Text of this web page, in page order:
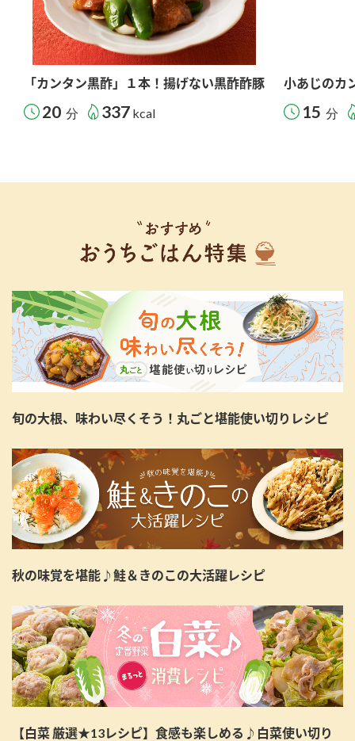
「カンタン黒酢」１本！揚げない黒酢酢豚
20 分 337 kcal
小あじのカ
15 分
旬の大根、味わい尽くそう！丸ごと堪能使い切りレシピ
秋の味覚を堪能♪鮭＆きのこの大活躍レシピ
【白菜 厳選★13レシピ】食感も楽しめる♪白菜使い切り